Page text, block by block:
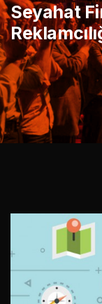
Seyahat